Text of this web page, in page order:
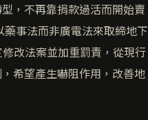
，不再靠捐款過活而開始賣
事法而非廣電法來取締地下
改法案並加重罰責，從現行
希望產生嚇阻作用，改善地